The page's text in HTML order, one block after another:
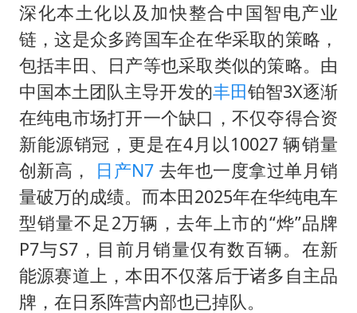
深化本土化以及加快整合中国智电产业
链，这是众多跨国车企在华采取的策略，
包括丰田、日产等也采取类似的策略。由
中国本土团队主导开发的丰田铂智3X逐渐
在纯电市场打开一个缺口，不仅夺得合资
新能源销冠，更是在4月以‌10027 辆‌销量
创新高，
日产N7 去年也一度拿过单月销
量破万的成绩。而本田2025年在华纯电车
型销量不足2万辆，去年上市的“烨”品牌
P7与S7，目前月销量仅有数百辆。在新
能源赛道上，本田不仅落后于诸多自主品
牌，在日系阵营内部也已掉队。